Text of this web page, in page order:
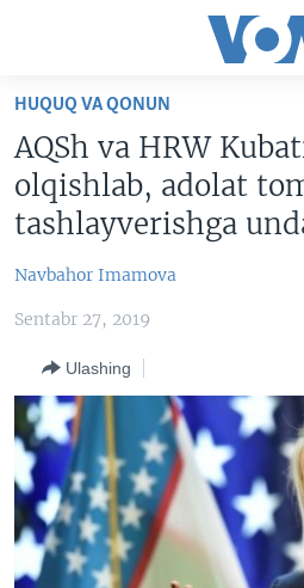
Boshiga
Qidiruvga
o'ting
AMERIKA
MARKAZIY OSIYO
AMERIKA MANZARALARI
XALQARO HAYOT
VASHINGTON CHOYXONASI
MOBIL-SALOM!
VIDEO
IJTIMOIY TARMOQLAR
FACEBOOK
YOUTUBE
INSTAGRAM
ODNOKLASSNIKI
INGLIZ TILI DARSLARI
EDITORIAL
Learning English
HUQUQ VA QONUN
AQSh va HRW
olqishlab, adolat
tashlayverishga
Navbahor Imamova
Sentabr 27, 2019
Ulashing